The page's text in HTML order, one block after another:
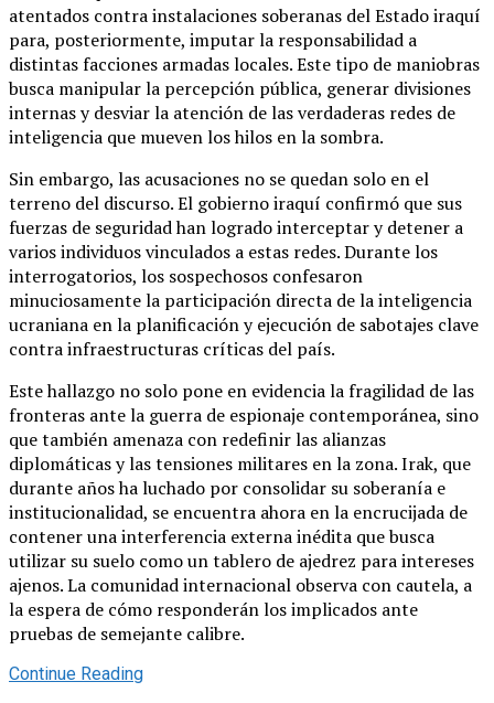
atentados contra instalaciones soberanas del Estado iraquí
para, posteriormente, imputar la responsabilidad a
distintas facciones armadas locales. Este tipo de maniobras
busca manipular la percepción pública, generar divisiones
internas y desviar la atención de las verdaderas redes de
inteligencia que mueven los hilos en la sombra.
Sin embargo, las acusaciones no se quedan solo en el
terreno del discurso. El gobierno iraquí confirmó que sus
fuerzas de seguridad han logrado interceptar y detener a
varios individuos vinculados a estas redes. Durante los
interrogatorios, los sospechosos confesaron
minuciosamente la participación directa de la inteligencia
ucraniana en la planificación y ejecución de sabotajes clave
contra infraestructuras críticas del país.
Este hallazgo no solo pone en evidencia la fragilidad de las
fronteras ante la guerra de espionaje contemporánea, sino
que también amenaza con redefinir las alianzas
diplomáticas y las tensiones militares en la zona. Irak, que
durante años ha luchado por consolidar su soberanía e
institucionalidad, se encuentra ahora en la encrucijada de
contener una interferencia externa inédita que busca
utilizar su suelo como un tablero de ajedrez para intereses
ajenos. La comunidad internacional observa con cautela, a
la espera de cómo responderán los implicados ante
pruebas de semejante calibre.
Continue Reading